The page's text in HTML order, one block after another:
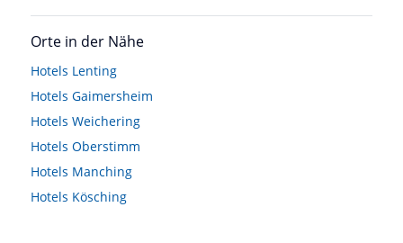
Orte in der Nähe
Hotels Lenting
Hotels Gaimersheim
Hotels Weichering
Hotels Oberstimm
Hotels Manching
Hotels Kösching